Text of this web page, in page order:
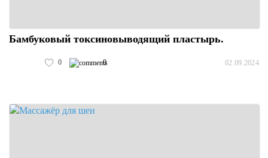
Бамбуковый токсиновыводящий пластырь.
0 0 02.09.2024